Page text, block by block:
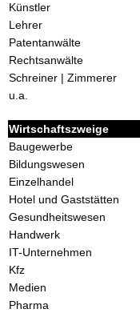
Künstler
Lehrer
Patentanwälte
Rechtsanwälte
Schreiner | Zimmerer
u.a.
Wirtschaftszweige
Baugewerbe
Bildungswesen
Einzelhandel
Hotel und Gaststätten
Gesundheitswesen
Handwerk
IT-Unternehmen
Kfz
Medien
Pharma